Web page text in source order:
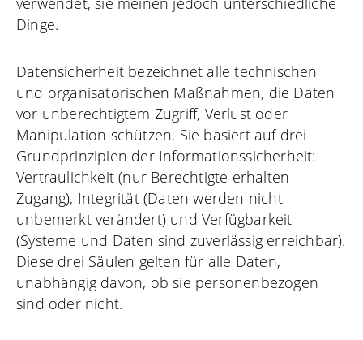
Dinge.
Datensicherheit bezeichnet alle technischen
und organisatorischen Maßnahmen, die Daten
vor unberechtigtem Zugriff, Verlust oder
Manipulation schützen. Sie basiert auf drei
Grundprinzipien der Informationssicherheit:
Vertraulichkeit (nur Berechtigte erhalten
Zugang), Integrität (Daten werden nicht
unbemerkt verändert) und Verfügbarkeit
(Systeme und Daten sind zuverlässig erreichbar).
Diese drei Säulen gelten für alle Daten,
unabhängig davon, ob sie personenbezogen
sind oder nicht.